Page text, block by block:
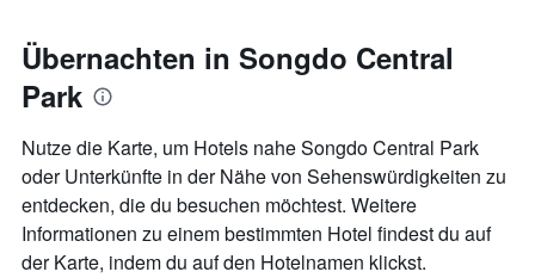
Übernachten in Songdo Central
Park
Nutze die Karte, um Hotels nahe Songdo Central Park
oder Unterkünfte in der Nähe von Sehenswürdigkeiten zu
entdecken, die du besuchen möchtest. Weitere
Informationen zu einem bestimmten Hotel findest du auf
der Karte, indem du auf den Hotelnamen klickst.